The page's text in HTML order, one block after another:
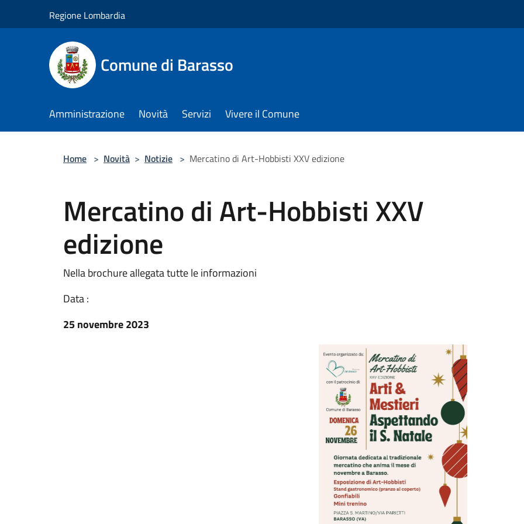
Regione Lombardia
Comune di Barasso
Amministrazione Novità Servizi Vivere il Comune
Home > Novità > Notizie > Mercatino di Art-Hobbisti XXV edizione
Mercatino di Art-Hobbisti XXV
edizione
Nella brochure allegata tutte le informazioni
Data :
25 novembre 2023